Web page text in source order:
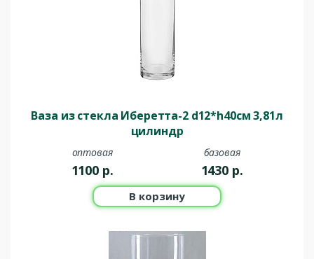
Ваза из стекла Иберетта-2 d12*h40cм 3,81л
цилиндр
оптовая
1100 р.
базовая
1430 р.
В корзину